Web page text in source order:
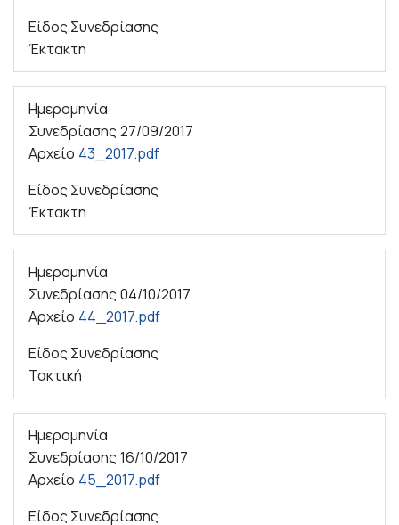
Είδος Συνεδρίασης
Έκτακτη
Ημερομηνία
Συνεδρίασης 27/09/2017
Αρχείο 43_2017.pdf
Είδος Συνεδρίασης
Έκτακτη
Ημερομηνία
Συνεδρίασης 04/10/2017
Αρχείο 44_2017.pdf
Είδος Συνεδρίασης
Τακτική
Ημερομηνία
Συνεδρίασης 16/10/2017
Αρχείο 45_2017.pdf
Είδος Συνεδρίασης